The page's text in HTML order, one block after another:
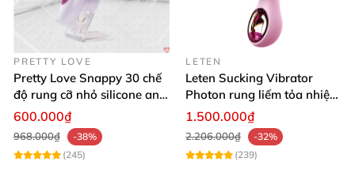
PRETTY LOVE
Pretty Love Snappy 30 chế
độ rung cỡ nhỏ silicone an
toàn pin AAA dễ dùng
600.000₫
968.000₫
-38%
(245)
LETEN
Leten Sucking Vibrator
Photon rung liếm tỏa nhiệt
pin sạc cao cấp
1.500.000₫
2.206.000₫
-32%
(239)